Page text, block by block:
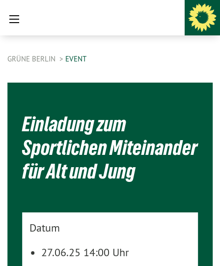
GRÜNE BERLIN EVENT
Einladung zum
Sportlichen Miteinander
für Alt und Jung
Datum
27.06.25 14:00 Uhr